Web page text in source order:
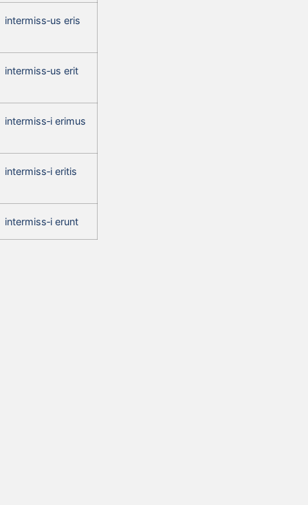
intermiss‑us eris
intermiss‑us erit
intermiss‑i erimus
intermiss‑i eritis
intermiss‑i erunt